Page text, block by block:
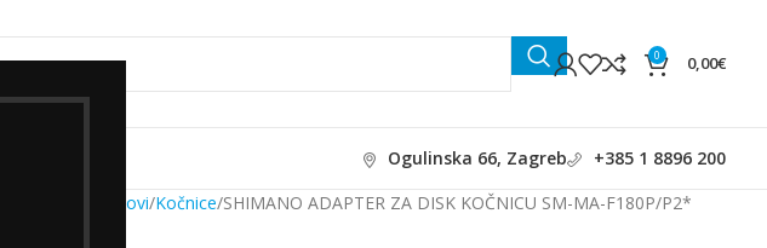
0 0,00€
Ogulinska 66, Zagreb +385 1 8896 200
Dijelovi Kočnice SHIMANO ADAPTER ZA DISK KOČNICU SM-MA-F180P/P2*